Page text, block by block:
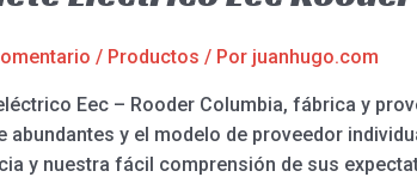
/ Productos / Por juanhugo.com
Eec – Rooder Columbia, fábrica y
abundantes y el modelo de proveedor
y nuestra fácil comprensión de sus